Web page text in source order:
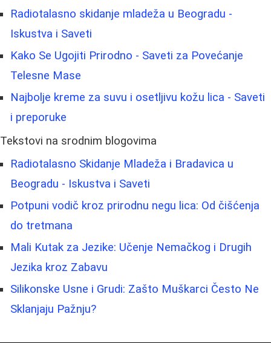
Radiotalasno skidanje mladeža u Beogradu -
Iskustva i Saveti
Kako Se Ugojiti Prirodno - Saveti za Povećanje
Telesne Mase
Najbolje kreme za suvu i osetljivu kožu lica - Saveti
i preporuke
Tekstovi na srodnim blogovima
Radiotalasno Skidanje Mladeža i Bradavica u
Beogradu - Iskustva i Saveti
Potpuni vodič kroz prirodnu negu lica: Od čišćenja
do tretmana
Mali Kutak za Jezike: Učenje Nemačkog i Drugih
Jezika kroz Zabavu
Silikonske Usne i Grudi: Zašto Muškarci Često Ne
Sklanjaju Pažnju?